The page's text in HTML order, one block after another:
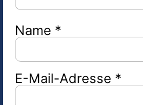
Name *
E-Mail-Adresse *